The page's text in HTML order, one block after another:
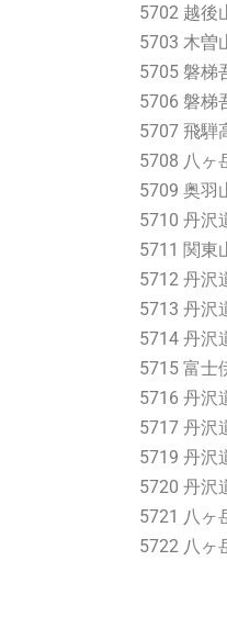
5702 越後
5703 木曽
5705 磐梯
5706 磐梯
5707 飛騨
5708 八ヶ
5709 奥羽
5710 丹沢
5711 関東
5712 丹沢
5713 丹沢
5714 丹沢
5715 富士
5716 丹沢
5717 丹沢
5719 丹沢
5720 丹沢
5721 八ヶ
5722 八ヶ